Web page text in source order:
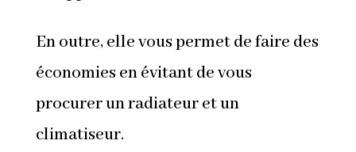
En outre, elle vous permet de faire des
économies en évitant de vous
procurer un radiateur et un
climatiseur.